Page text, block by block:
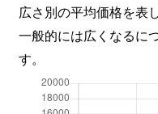
広さ別の平均価格を表
一般的には広くなるに
す。